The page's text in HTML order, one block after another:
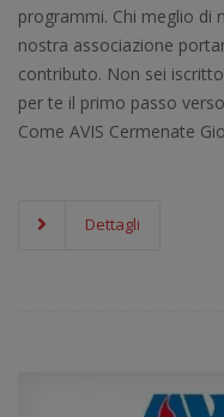
programmi. Chi meglio di
nostra associazione
contributo. Non sei iscritto
per te il primo passo
Come AVIS Cermenate
Dettagli